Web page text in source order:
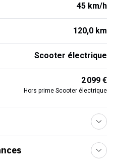
45 km/h
120,0 km
Scooter électrique
2 099 €
Hors prime Scooter électrique